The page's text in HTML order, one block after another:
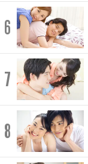
6
7
8